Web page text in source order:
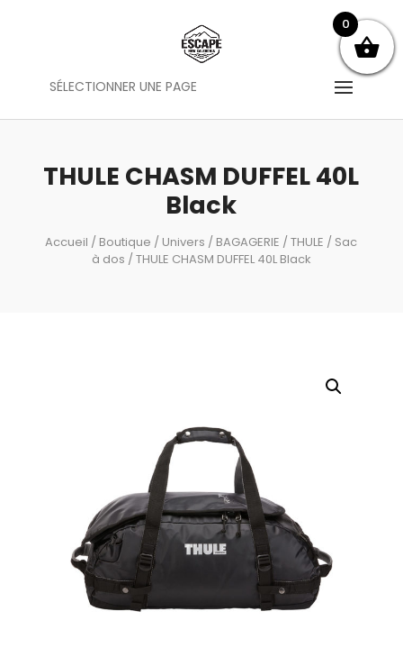
SÉLECTIONNER UNE PAGE
THULE CHASM DUFFEL 40L
Black
Accueil / Boutique / Univers / BAGAGERIE /THULE / Sac
à dos / THULE CHASM DUFFEL 40L Black
0